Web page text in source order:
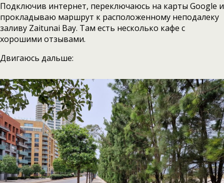
Подключив интернет, переключаюсь на карты Google и
прокладываю маршрут к расположенному неподалеку
заливу Zaitunai Bay. Там есть несколько кафе с
хорошими отзывами.
Двигаюсь дальше: